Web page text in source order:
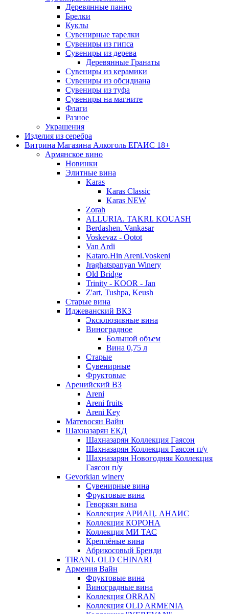
Деревянные панно
Брелки
Куклы
Сувенирные тарелки
Сувениры из гипса
Сувениры из дерева
Деревянные Гранаты
Сувениры из керамики
Сувениры из обсидиана
Сувениры из туфа
Сувениры на магните
Флаги
Разное
Украшения
Изделия из серебра
Витрина Магазина Алкоголь ЕГАИС 18+
Армянское вино
Новинки
Элитные вина
Karas
Karas Classic
Karas NEW
Zorah
ALLURIA. TAKRI. KOUASH
Berdashen. Vankasar
Voskevaz - Qotot
Van Ardi
Kataro.Hin Areni.Voskeni
Jraghatspanyan Winery
Old Bridge
Trinity - KOOR - Jan
Z'art, Tushpa, Keush
Старые вина
Иджеванский ВК3
Эксклюзивные вина
Виноградное
Большой объем
Вина 0,75 л
Старые
Сувенирные
Фруктовые
Аренийский ВЗ
Areni
Areni fruits
Areni Key
Матевосян Вайн
Шахназарян ЕКД
Шахназарян Коллекция Гаясон
Шахназарян Коллекция Гаясон п/у
Шахназарян Новогодняя Коллекция
Гаясон п/у
Gevorkian winery
Сувенирные вина
Фруктовые вина
Геворкян вина
Коллекция АРИАЦ. АНАИС
Коллекция КОРОНА
Коллекция МИ ТАС
Креплёные вина
Абрикосовый Бренди
TIRANI. OLD CHINARI
Армения Вайн
Фруктовые вина
Виноградные вина
Коллекция ORRAN
Коллекция OLD ARMENIA